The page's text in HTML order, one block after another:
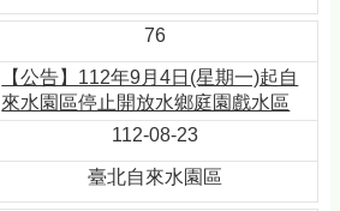
76
【公告】112年9月4日(星期一)起自
來水園區停止開放水鄉庭園戲水區
112-08-23
臺北自來水園區